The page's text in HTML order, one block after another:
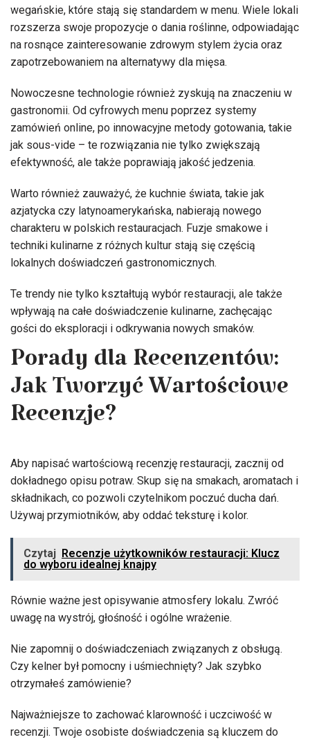
wegańskie, które stają się standardem w menu. Wiele lokali
rozszerza swoje propozycje o dania roślinne, odpowiadając
na rosnące zainteresowanie zdrowym stylem życia oraz
zapotrzebowaniem na alternatywy dla mięsa.
Nowoczesne technologie również zyskują na znaczeniu w
gastronomii. Od cyfrowych menu poprzez systemy
zamówień online, po innowacyjne metody gotowania, takie
jak sous-vide – te rozwiązania nie tylko zwiększają
efektywność, ale także poprawiają jakość jedzenia.
Warto również zauważyć, że kuchnie świata, takie jak
azjatycka czy latynoamerykańska, nabierają nowego
charakteru w polskich restauracjach. Fuzje smakowe i
techniki kulinarne z różnych kultur stają się częścią
lokalnych doświadczeń gastronomicznych.
Te trendy nie tylko kształtują wybór restauracji, ale także
wpływają na całe doświadczenie kulinarne, zachęcając
gości do eksploracji i odkrywania nowych smaków.
Porady dla Recenzentów:
Jak Tworzyć Wartościowe
Recenzje?
Aby napisać wartościową recenzję restauracji, zacznij od
dokładnego opisu potraw. Skup się na smakach, aromatach i
składnikach, co pozwoli czytelnikom poczuć ducha dań.
Używaj przymiotników, aby oddać teksturę i kolor.
Czytaj Recenzje użytkowników restauracji: Klucz
do wyboru idealnej knajpy
Równie ważne jest opisywanie atmosfery lokalu. Zwróć
uwagę na wystrój, głośność i ogólne wrażenie.
Nie zapomnij o doświadczeniach związanych z obsługą.
Czy kelner był pomocny i uśmiechnięty? Jak szybko
otrzymałeś zamówienie?
Najważniejsze to zachować klarowność i uczciwość w
recenzji. Twoje osobiste doświadczenia są kluczem do